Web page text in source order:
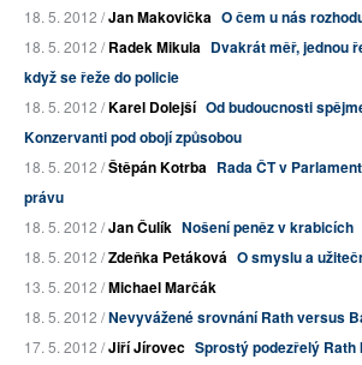
18. 5. 2012 /Jan Makovička O čem u nás
18. 5. 2012 /Radek Mikula Dvakrát měř, jednou
když se řeže do policie
18. 5. 2012 /Karel Dolejší Od budoucnosti
Konzervanti pod obojí způsobou
18. 5. 2012 /Štěpán Kotrba Rada ČT v
právu
18. 5. 2012 /Jan Čulík Nošení peněz v krabicích
18. 5. 2012 /Zdeňka Petáková O smyslu a
13. 5. 2012 /Michael Marčák
18. 5. 2012 /Nevyvážené srovnání Rath versus
17. 5. 2012 /Jiří Jírovec Sprostý podezřelý Rath